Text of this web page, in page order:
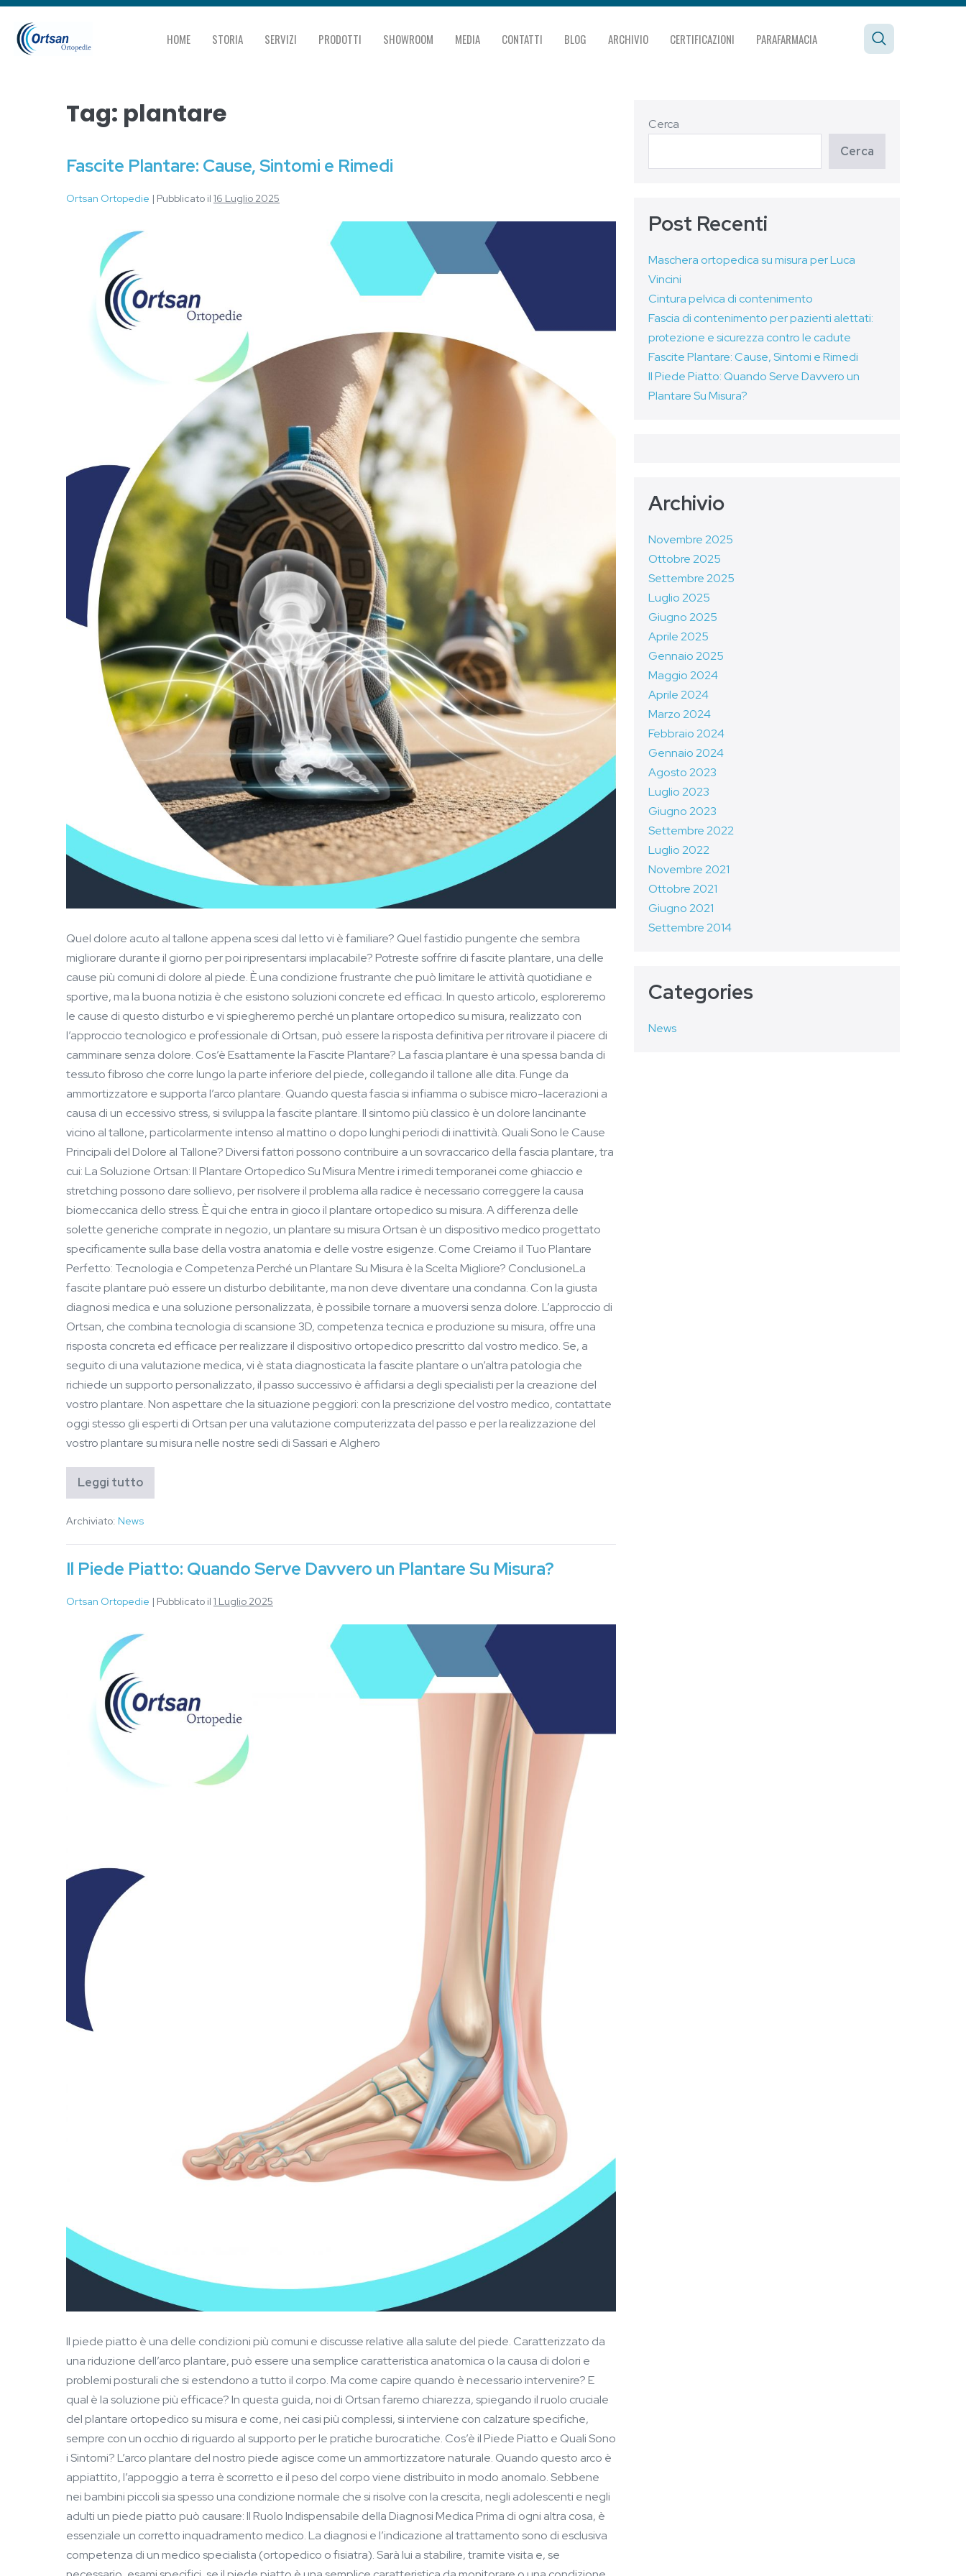
HOME STORIA SERVIZI PRODOTTI SHOWROOM MEDIA CONTATTI BLOG ARCHIVIO CERTIFICAZIONI PARAFARMACIA
Tag: plantare
Fascite Plantare: Cause, Sintomi e Rimedi
Ortsan Ortopedie | Pubblicato il 16 Luglio 2025
Quel dolore acuto al tallone appena scesi dal letto vi è familiare? Quel fastidio pungente che sembra
migliorare durante il giorno per poi ripresentarsi implacabile? Potreste soffrire di fascite plantare, una delle
cause più comuni di dolore al piede. È una condizione frustrante che può limitare le attività quotidiane e
sportive, ma la buona notizia è che esistono soluzioni concrete ed efficaci. In questo articolo, esploreremo
le cause di questo disturbo e vi spiegheremo perché un plantare ortopedico su misura, realizzato con
l’approccio tecnologico e professionale di Ortsan, può essere la risposta definitiva per ritrovare il piacere di
camminare senza dolore. Cos’è Esattamente la Fascite Plantare? La fascia plantare è una spessa banda di
tessuto fibroso che corre lungo la parte inferiore del piede, collegando il tallone alle dita. Funge da
ammortizzatore e supporta l’arco plantare. Quando questa fascia si infiamma o subisce micro-lacerazioni a
causa di un eccessivo stress, si sviluppa la fascite plantare. Il sintomo più classico è un dolore lancinante
vicino al tallone, particolarmente intenso al mattino o dopo lunghi periodi di inattività. Quali Sono le Cause
Principali del Dolore al Tallone? Diversi fattori possono contribuire a un sovraccarico della fascia plantare, tra
cui: La Soluzione Ortsan: Il Plantare Ortopedico Su Misura Mentre i rimedi temporanei come ghiaccio e
stretching possono dare sollievo, per risolvere il problema alla radice è necessario correggere la causa
biomeccanica dello stress. È qui che entra in gioco il plantare ortopedico su misura. A differenza delle
solette generiche comprate in negozio, un plantare su misura Ortsan è un dispositivo medico progettato
specificamente sulla base della vostra anatomia e delle vostre esigenze. Come Creiamo il Tuo Plantare
Perfetto: Tecnologia e Competenza Perché un Plantare Su Misura è la Scelta Migliore? ConclusioneLa
fascite plantare può essere un disturbo debilitante, ma non deve diventare una condanna. Con la giusta
diagnosi medica e una soluzione personalizzata, è possibile tornare a muoversi senza dolore. L’approccio di
Ortsan, che combina tecnologia di scansione 3D, competenza tecnica e produzione su misura, offre una
risposta concreta ed efficace per realizzare il dispositivo ortopedico prescritto dal vostro medico. Se, a
seguito di una valutazione medica, vi è stata diagnosticata la fascite plantare o un’altra patologia che
richiede un supporto personalizzato, il passo successivo è affidarsi a degli specialisti per la creazione del
vostro plantare. Non aspettare che la situazione peggiori: con la prescrizione del vostro medico, contattate
oggi stesso gli esperti di Ortsan per una valutazione computerizzata del passo e per la realizzazione del
vostro plantare su misura nelle nostre sedi di Sassari e Alghero
Leggi tutto
Archiviato: News
Il Piede Piatto: Quando Serve Davvero un Plantare Su Misura?
Ortsan Ortopedie | Pubblicato il 1 Luglio 2025
Il piede piatto è una delle condizioni più comuni e discusse relative alla salute del piede. Caratterizzato da
una riduzione dell’arco plantare, può essere una semplice caratteristica anatomica o la causa di dolori e
problemi posturali che si estendono a tutto il corpo. Ma come capire quando è necessario intervenire? E
qual è la soluzione più efficace? In questa guida, noi di Ortsan faremo chiarezza, spiegando il ruolo cruciale
del plantare ortopedico su misura e come, nei casi più complessi, si interviene con calzature specifiche,
sempre con un occhio di riguardo al supporto per le pratiche burocratiche. Cos’è il Piede Piatto e Quali Sono
i Sintomi? L’arco plantare del nostro piede agisce come un ammortizzatore naturale. Quando questo arco è
appiattito, l’appoggio a terra è scorretto e il peso del corpo viene distribuito in modo anomalo. Sebbene
nei bambini piccoli sia spesso una condizione normale che si risolve con la crescita, negli adolescenti e negli
adulti un piede piatto può causare: Il Ruolo Indispensabile della Diagnosi Medica Prima di ogni altra cosa, è
essenziale un corretto inquadramento medico. La diagnosi e l’indicazione al trattamento sono di esclusiva
competenza di un medico specialista (ortopedico o fisiatra). Sarà lui a stabilire, tramite visita e, se
Cerca
Cerca
Post Recenti
Maschera ortopedica su misura per Luca
Vincini
Cintura pelvica di contenimento
Fascia di contenimento per pazienti alettati:
protezione e sicurezza contro le cadute
Fascite Plantare: Cause, Sintomi e Rimedi
Il Piede Piatto: Quando Serve Davvero un
Plantare Su Misura?
Archivio
Novembre 2025
Ottobre 2025
Settembre 2025
Luglio 2025
Giugno 2025
Aprile 2025
Gennaio 2025
Maggio 2024
Aprile 2024
Marzo 2024
Febbraio 2024
Gennaio 2024
Agosto 2023
Luglio 2023
Giugno 2023
Settembre 2022
Luglio 2022
Novembre 2021
Ottobre 2021
Giugno 2021
Settembre 2014
Categories
News